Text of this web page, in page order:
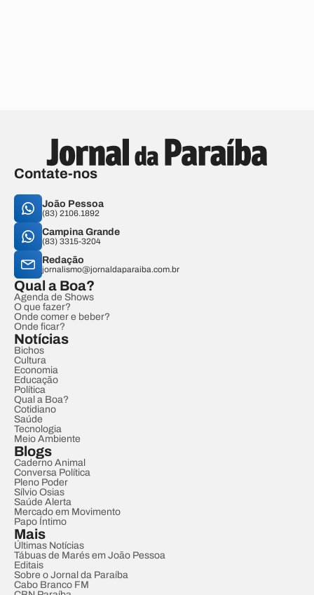
Contate-nos
João Pessoa
(83) 2106.1892
Campina Grande
(83) 3315-3204
Redação
jornalismo@jornaldaparaiba.com.br
Qual a Boa?
Agenda de Shows
O que fazer?
Onde comer e beber?
Onde ficar?
Notícias
Bichos
Cultura
Economia
Educação
Política
Qual a Boa?
Cotidiano
Saúde
Tecnologia
Meio Ambiente
Blogs
Caderno Animal
Conversa Política
Pleno Poder
Sílvio Osias
Saúde Alerta
Mercado em Movimento
Papo Íntimo
Mais
Últimas Notícias
Tábuas de Marés em João Pessoa
Editais
Sobre o Jornal da Paraíba
Cabo Branco FM